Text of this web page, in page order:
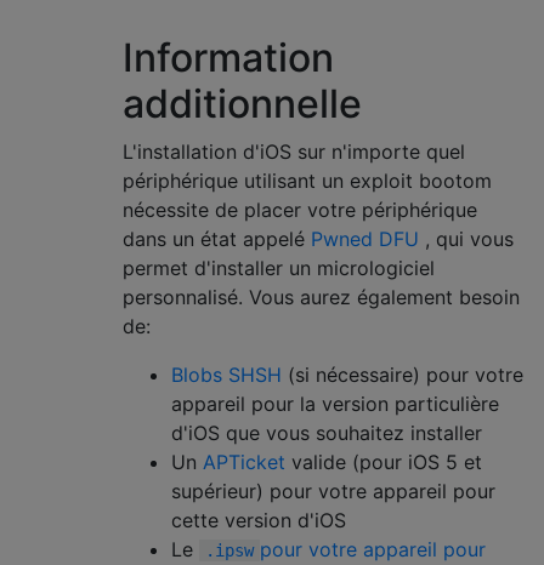
Information
additionnelle
L'installation d'iOS sur n'importe quel
périphérique utilisant un exploit bootom
nécessite de placer votre périphérique
dans un état appelé Pwned DFU , qui vous
permet d'installer un micrologiciel
personnalisé. Vous aurez également besoin
de:
Blobs SHSH (si nécessaire) pour votre
appareil pour la version particulière
d'iOS que vous souhaitez installer
Un APTicket valide (pour iOS 5 et
supérieur) pour votre appareil pour
cette version d'iOS
Le
.ipsw pour votre appareil pour